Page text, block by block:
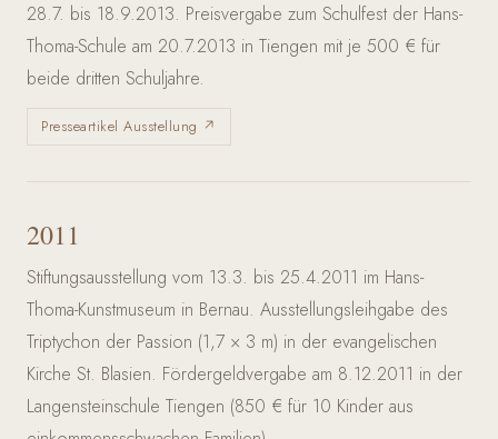
28.7. bis 18.9.2013. Preisvergabe zum Schulfest der Hans-
Thoma-Schule am 20.7.2013 in Tiengen mit je 500 € für
beide dritten Schuljahre.
Presseartikel Ausstellung ↗
2011
Stiftungsausstellung vom 13.3. bis 25.4.2011 im Hans-
Thoma-Kunstmuseum in Bernau. Ausstellungsleihgabe des
Triptychon der Passion (1,7 × 3 m) in der evangelischen
Kirche St. Blasien. Fördergeldvergabe am 8.12.2011 in der
Langensteinschule Tiengen (850 € für 10 Kinder aus